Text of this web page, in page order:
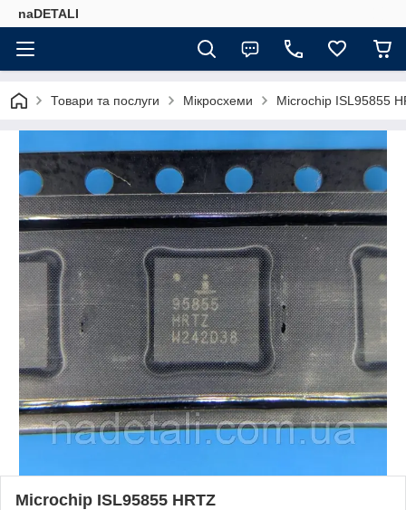
naDETALI
Товари та послуги Мікросхеми Microchip ISL95855
Microchip ISL95855 HRTZ